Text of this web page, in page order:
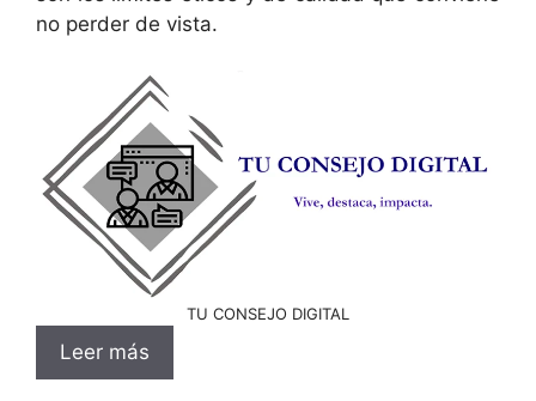
no perder de vista.
TU CONSEJO DIGITAL
Leer más